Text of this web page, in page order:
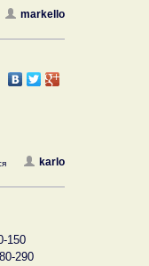
markello
karlo
150
290